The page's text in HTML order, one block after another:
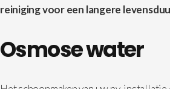
reiniging voor een langere
Osmose water